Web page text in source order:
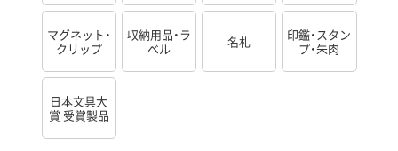
マグネット・
クリップ
収納用品・ラ
ベル
名札
印鑑・スタン
プ・朱肉
日本文具大
賞 受賞製品